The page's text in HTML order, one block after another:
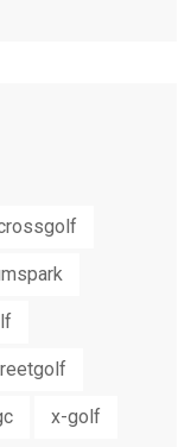
x-golf